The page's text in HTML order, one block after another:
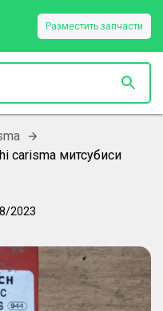
Разместить запчасти
carisma митсубиси
2023